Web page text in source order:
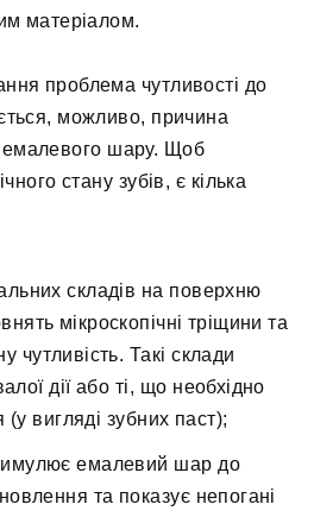
матеріалом.
проблема чутливості до
можливо, причина
емалевого шару. Щоб
стану зубів, є кілька
складів на поверхню
мікроскопічні тріщини та
чутливість. Такі склади
дії або ті, що необхідно
вигляді зубних паст);
емалевий шар до
та показує непогані